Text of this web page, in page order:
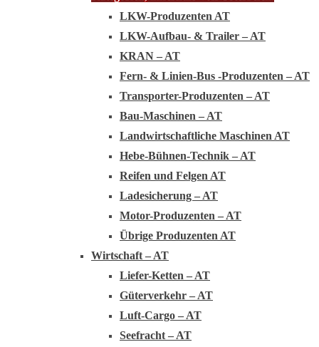
LKW-Produzenten AT
LKW-Aufbau- & Trailer – AT
KRAN – AT
Fern- & Linien-Bus -Produzenten – AT
Transporter-Produzenten – AT
Bau-Maschinen – AT
Landwirtschaftliche Maschinen AT
Hebe-Bühnen-Technik – AT
Reifen und Felgen AT
Ladesicherung – AT
Motor-Produzenten – AT
Übrige Produzenten AT
Wirtschaft – AT
Liefer-Ketten – AT
Güterverkehr – AT
Luft-Cargo – AT
Seefracht – AT